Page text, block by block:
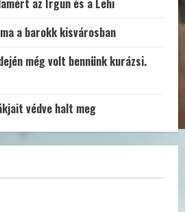
az Irgun és a Lehi
a barokk kisvárosban
még volt bennünk kurázsi.
védve halt meg